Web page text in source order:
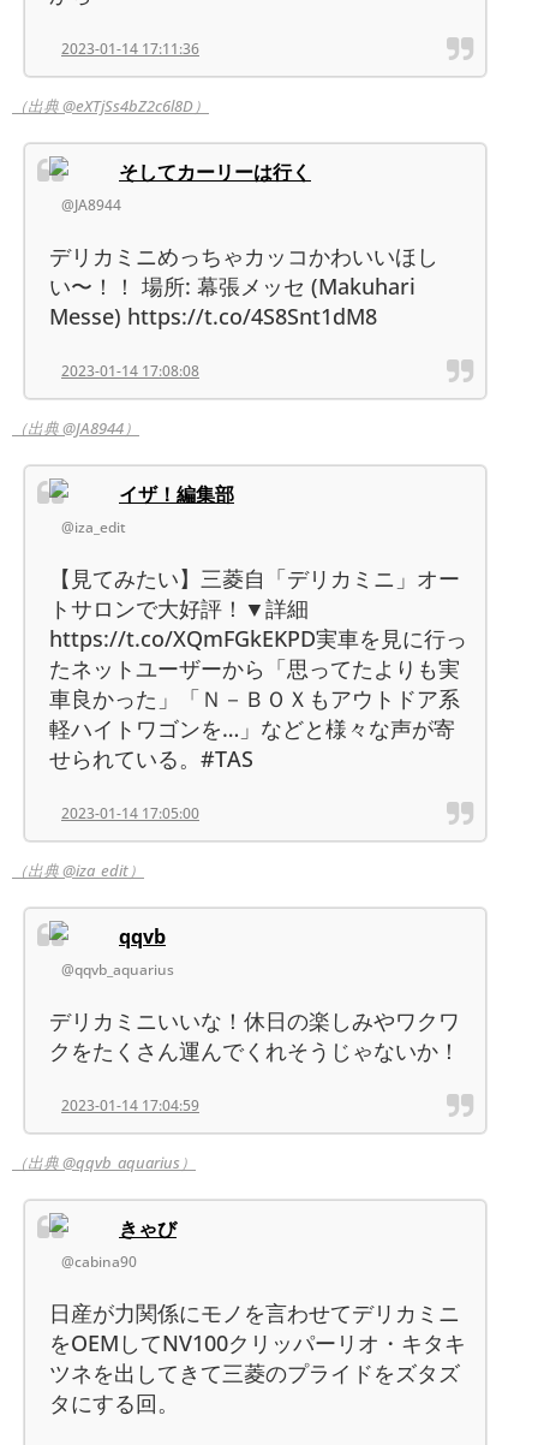
2023-01-14 17:11:36
（出典 @eXTjSs4bZ2c6l8D）
そしてカーリーは行く
@JA8944
デリカミニめっちゃカッコかわいいほし
い〜！！ 場所: 幕張メッセ (Makuhari
Messe) https://t.co/4S8Snt1dM8
2023-01-14 17:08:08
（出典 @JA8944）
イザ！編集部
@iza_edit
【見てみたい】三菱自「デリカミニ」オー
トサロンで大好評！▼詳細
https://t.co/XQmFGkEKPD実車を見に行っ
たネットユーザーから「思ってたよりも実
車良かった」「Ｎ－ＢＯＸもアウトドア系
軽ハイトワゴンを…」などと様々な声が寄
せられている。#TAS
2023-01-14 17:05:00
（出典 @iza_edit）
qqvb
@qqvb_aquarius
デリカミニいいな！休日の楽しみやワクワ
クをたくさん運んでくれそうじゃないか！
2023-01-14 17:04:59
（出典 @qqvb_aquarius）
きゃび
@cabina90
日産が力関係にモノを言わせてデリカミニ
をOEMしてNV100クリッパーリオ・キタキ
ツネを出してきて三菱のプライドをズタズ
タにする回。